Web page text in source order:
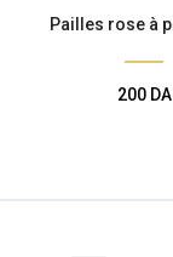
Pailles rose à
200 DA